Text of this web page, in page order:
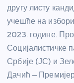
другу листу
учешће на
2023. године.
Социјалистичке
Србије (ЈС) и
Дачић –